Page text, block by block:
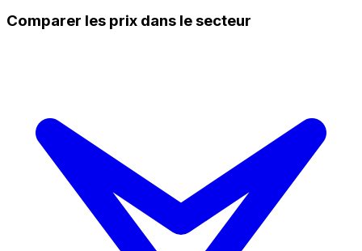
Comparer les prix dans le secteur